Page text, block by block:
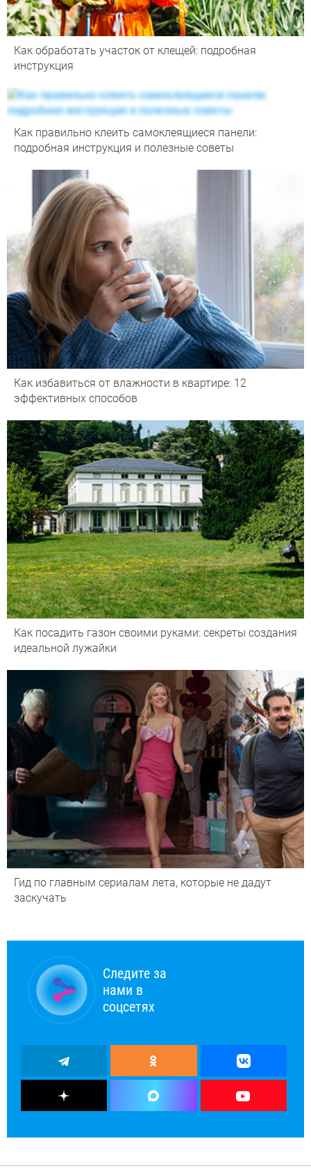
Как обработать участок от клещей: подробная
инструкция
Как правильно клеить самоклеящиеся панели:
подробная инструкция и полезные советы
Как избавиться от влажности в квартире: 12
эффективных способов
Как посадить газон своими руками: секреты создания
идеальной лужайки
Гид по главным сериалам лета, которые не дадут
заскучать
Следите за
нами в
соцсетях